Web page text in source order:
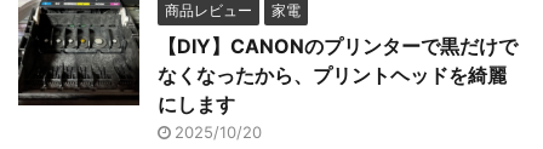
商品レビュー 家電
【DIY】CANONのプリンターで黒だけで
なくなったから、プリントヘッドを綺麗
にします
2025/10/20